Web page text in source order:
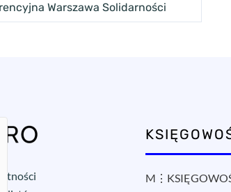
Warszawa Solidarności